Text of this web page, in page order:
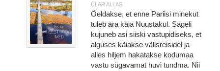
ÜLAR ALLAS
Öeldakse, et enne Pariisi minekut
tuleb ära käia Nuustakul. Sageli
kujuneb asi siiski vastupidiseks, et
alguses käiakse välisreisidel ja
alles hiljem hakatakse kodumaa
vastu sügavamat huvi tundma. Nii